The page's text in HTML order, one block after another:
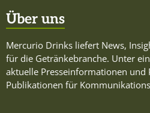
Über uns
Mercurio Drinks liefert News,
für die Getränkebranche. Unter
aktuelle Presseinformationen und
Publikationen für